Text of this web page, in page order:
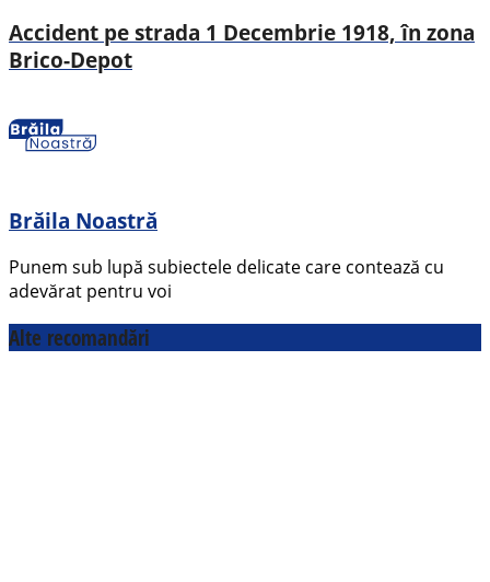
Accident pe strada 1 Decembrie 1918, în zona
Brico-Depot
Brăila Noastră
Punem sub lupă subiectele delicate care contează cu
adevărat pentru voi
Alte recomandări